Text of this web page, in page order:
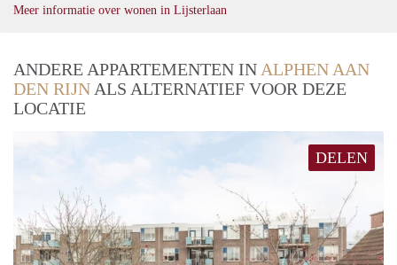
Meer informatie over wonen in Lijsterlaan
ANDERE APPARTEMENTEN IN ALPHEN AAN
DEN RIJN ALS ALTERNATIEF VOOR DEZE
LOCATIE
DELEN